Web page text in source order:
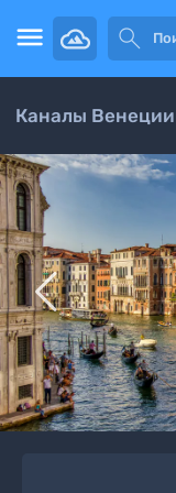
 
Каналы Венеции
